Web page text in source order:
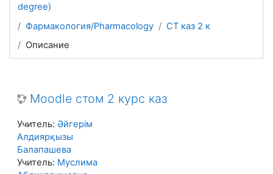
degree)
Фармакология/Pharmacology
СТ каз 2 к
Описание
Moodle стом 2 курс каз
Учитель: Әйгерім
Алдиярқызы
Балапашева
Учитель: Муслима